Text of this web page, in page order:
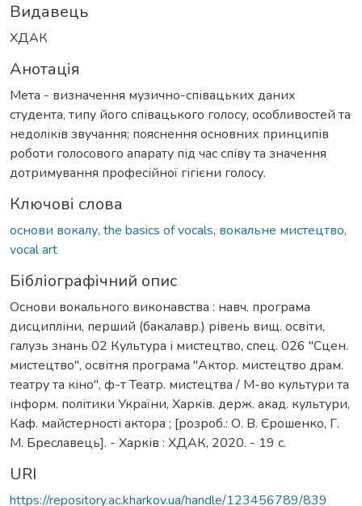
Видавець
ХДАК
Анотація
Мета - визначення музично-співацьких даних
студента, типу його співацького голосу, особливостей та
недоліків звучання; пояснення основних принципів
роботи голосового апарату під час співу та значення
дотримування професійної гігієни голосу.
Ключові слова
основи вокалу, the basics of vocals, вокальне мистецтво,
vocal art
Бібліографічний опис
Основи вокального виконавства : навч. програма
дисципліни, перший (бакалавр.) рівень вищ. освіти,
галузь знань 02 Культура і мистецтво, спец. 026 "Сцен.
мистецтво", освітня програма "Актор. мистецтво драм.
театру та кіно", ф-т Театр. мистецтва / М-во культури та
інформ. політики України, Харків. держ. акад. культури,
Каф. майстерності актора ; [розроб.: О. В. Єрошенко, Г.
М. Бреславець]. - Харків : ХДАК, 2020. - 19 с.
URI
https://repository.ac.kharkov.ua/handle/123456789/839